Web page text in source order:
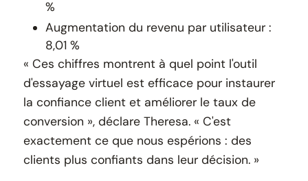
%
Augmentation du revenu par utilisateur :
8,01 %
« Ces chiffres montrent à quel point l'outil
d'essayage virtuel est efficace pour instaurer
la confiance client et améliorer le taux de
conversion », déclare Theresa. « C'est
exactement ce que nous espérions : des
clients plus confiants dans leur décision. »